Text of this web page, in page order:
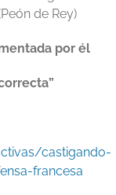
de Rey)
por él
castigando-
francesa